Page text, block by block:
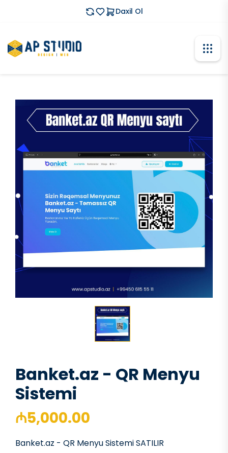
Daxil Ol
Banket.az - QR Menyu
Sistemi
₼5,000.00
Banket.az - QR Menyu Sistemi SATILIR